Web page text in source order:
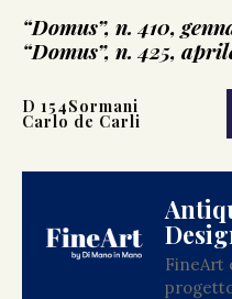
“Domus”, n. 410,
“Domus”, n. 425,
D 154Sormani
Carlo de Carli
FineArt